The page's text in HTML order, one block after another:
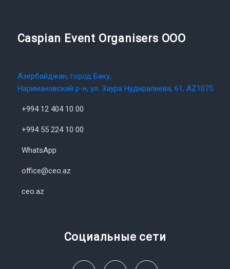
Caspian Event Organisers OOO
Азербайджан, город Баку,
Наримановский р-н, ул. Заура Нудиралиева, 61, AZ1075
+994 12 404 10 00
+994 55 224 10 00
WhatsApp
office@ceo.az
ceo.az
Социальные сети